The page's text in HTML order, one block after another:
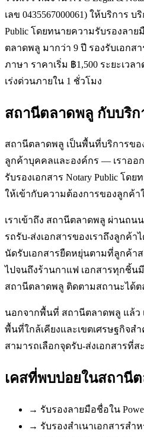
เลข 0435567000061) ให้บริการ บ
Public โดยทนายความรับรองลา
ตลาดพลู มากว่า 9 ปี รองรับเอกสา
ภาษา ราคาเริ่ม ฿1,500 ระยะเวล
เร่งด่วนภายใน 1 ชั่วโมง
สถานีตลาดพลู กับบริก
สถานีตลาดพลู เป็นพื้นที่บริการขอ
ลูกค้าบุคคลและองค์กร — เราออ
รับรองเอกสาร Notary Public โด
ให้เข้ากับความต้องการของลูกค้
เราเข้าถึง สถานีตลาดพลู ผ่านถน
รถรับ-ส่งเอกสารของเราถึงลูกค้า
นัดรับเอกสารยืดหยุ่นตามที่ลูกค้า
ไปจนถึงร้านกาแฟ เอกสารทุกชิ้น
สถานีตลาดพลู ติดตามสถานะได้ต
นอกจากพื้นที่ สถานีตลาดพลู แล้ว
พื้นที่ใกล้เคียงและเขตเศรษฐกิจ
สามารถเลือกจุดรับ-ส่งเอกสารที่
เคสที่พบบ่อยในสถานี
→ รับรองลายมือชื่อใน
→ รับรองสำเนาเอกสารสำ